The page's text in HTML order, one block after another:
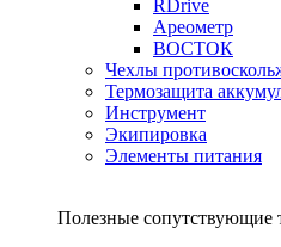
RDrive
Ареометр
ВОСТОК
Чехлы
Термозащита
Инструмент
Экипировка
Элементы питания
Полезные сопутствующие